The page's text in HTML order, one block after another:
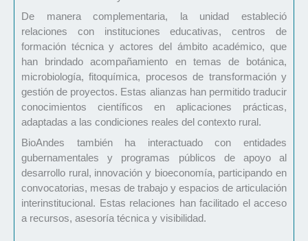
De manera complementaria, la unidad estableció
relaciones con instituciones educativas, centros de
formación técnica y actores del ámbito académico, que
han brindado acompañamiento en temas de botánica,
microbiología, fitoquímica, procesos de transformación y
gestión de proyectos. Estas alianzas han permitido traducir
conocimientos científicos en aplicaciones prácticas,
adaptadas a las condiciones reales del contexto rural.
BioAndes también ha interactuado con entidades
gubernamentales y programas públicos de apoyo al
desarrollo rural, innovación y bioeconomía, participando en
convocatorias, mesas de trabajo y espacios de articulación
interinstitucional. Estas relaciones han facilitado el acceso
a recursos, asesoría técnica y visibilidad.